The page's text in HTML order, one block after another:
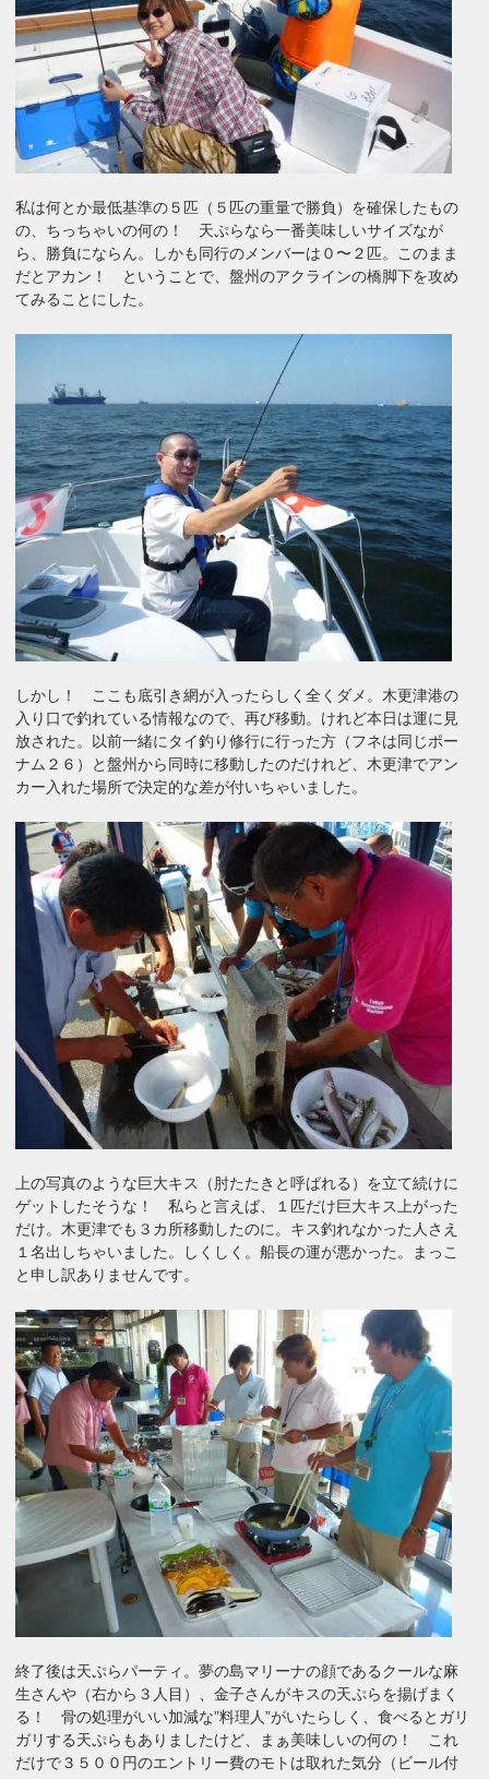
私は何とか最低基準の５匹（５匹の重量で勝負）を確保したもの
の、ちっちゃいの何の！ 天ぷらなら一番美味しいサイズなが
ら、勝負にならん。しかも同行のメンバーは０〜２匹。このまま
だとアカン！ ということで、盤州のアクラインの橋脚下を攻め
てみることにした。
しかし！ ここも底引き網が入ったらしく全くダメ。木更津港の
入り口で釣れている情報なので、再び移動。けれど本日は運に見
放された。以前一緒にタイ釣り修行に行った方（フネは同じポー
ナム２６）と盤州から同時に移動したのだけれど、木更津でアン
カー入れた場所で決定的な差が付いちゃいました。
上の写真のような巨大キス（肘たたきと呼ばれる）を立て続けに
ゲットしたそうな！ 私らと言えば、１匹だけ巨大キス上がった
だけ。木更津でも３カ所移動したのに。キス釣れなかった人さえ
１名出しちゃいました。しくしく。船長の運が悪かった。まっこ
と申し訳ありませんです。
終了後は天ぷらパーティ。夢の島マリーナの顔であるクールな麻
生さんや（右から３人目）、金子さんがキスの天ぷらを揚げまく
る！ 骨の処理がいい加減な”料理人”がいたらしく、食べるとガリ
ガリする天ぷらもありましたけど、まぁ美味しいの何の！ これ
だけで３５００円のエントリー費のモトは取れた気分（ビール付